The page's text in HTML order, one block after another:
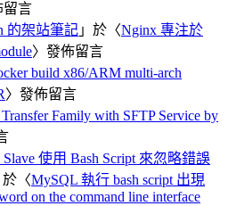
留言
的架站筆記 」於〈Nginx 專注於
〉發佈留言
build x86/ARM multi-arch
〉發佈留言
Family with SFTP Service by
使用 Bash Script 來忽略錯誤
於〈MySQL 執行 bash script 出現
on the command line interface